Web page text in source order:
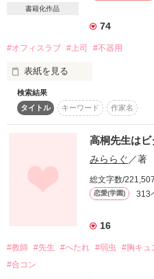
超短編！フェチから始まる溺
スターツ出版小説投稿サイト
賞」ベリーズカフェ会場
その他の条件 動画あり
だけど、そんな私が掴んだのは
誰もが認める社内No.1の胃袋？
「早く、俺に食べさせてよ」
勘違いから始まる
美味しい胸キュン
オフィスラブ
2016年8月10日に、ベリーズ文
『焦れ甘な恋が始まりました』
書籍化作品
74
#オフィスラブ #上司 #不器用
表紙を見る
電子書籍化のため、試し読みに
（2016/4）
大人の恋は好きだけじゃ前に進
河原朔乃（かわはらさくの）
検索結果
タイトル
キーワード 作家名
高桐先生はビ
みららぐ ／著
総文字数/221,507
恋愛(学園) 313
16
#教師 #先生 #へたれ #弱虫 #胸キュ
#合コン